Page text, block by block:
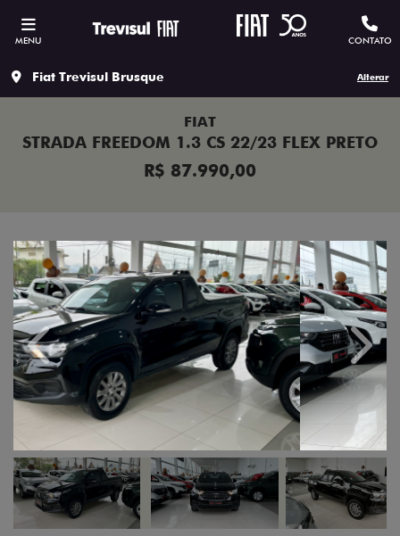
MENU CONTATO
Fiat Trevisul Brusque Alterar
FIAT
STRADA FREEDOM 1.3 CS 22/23 FLEX PRETO
R$ 87.990,00
Previous Next